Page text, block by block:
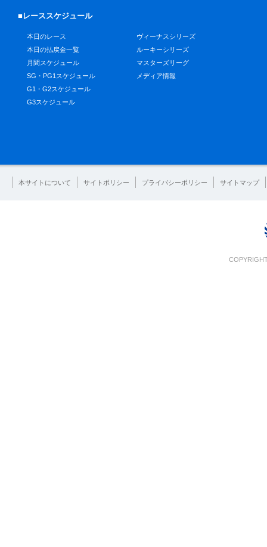
■レーススケジュール
本日のレース
本日の払戻金一覧
月間スケジュール
SG・PG1スケジュール
G1・G2スケジュール
G3スケジュール
ヴィーナスシリーズ
ルーキーシリーズ
マスターズリーグ
メディア情報
本サイトについて サイトポリシー プライバシーポリシー サイトマップ